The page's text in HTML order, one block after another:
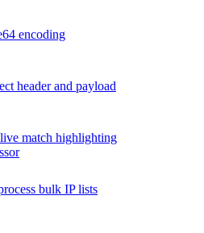
encoding
header and payload
match highlighting
bulk IP lists